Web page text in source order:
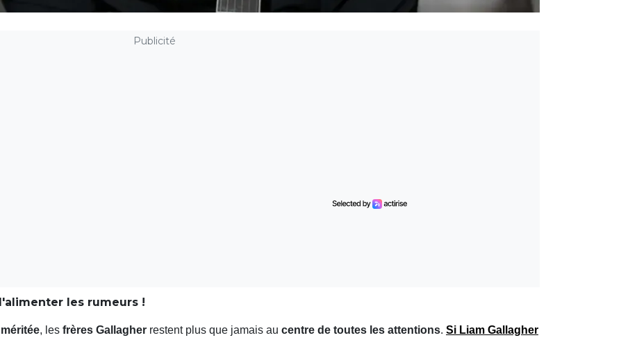
Publicité
les rumeurs !
, les frères Gallagher restent plus que jamais au centre de toutes les attentions. Si Liam Gallagher